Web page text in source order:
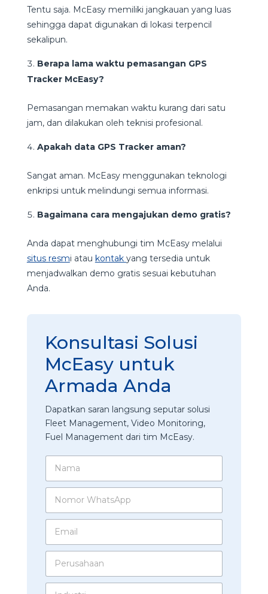
Tentu saja. McEasy memiliki jangkauan yang luas
sehingga dapat digunakan di lokasi terpencil
sekalipun.
Berapa lama waktu pemasangan GPS
Tracker McEasy?
Pemasangan memakan waktu kurang dari satu
jam, dan dilakukan oleh teknisi profesional.
Apakah data GPS Tracker aman?
Sangat aman. McEasy menggunakan teknologi
enkripsi untuk melindungi semua informasi.
Bagaimana cara mengajukan demo gratis?
Anda dapat menghubungi tim McEasy melalui
situs resmi atau kontak yang tersedia untuk
menjadwalkan demo gratis sesuai kebutuhan
Anda.
Konsultasi Solusi
McEasy untuk
Armada Anda
Dapatkan saran langsung seputar solusi
Fleet Management, Video Monitoring,
Fuel Management dari tim McEasy.
N
m
N
m
W
t
E
a
*
P
r
I